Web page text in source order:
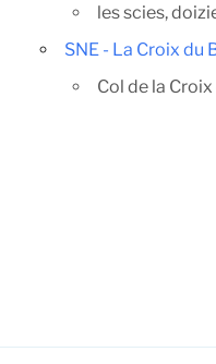
les scies,
SNE - La Croix du
Col de la